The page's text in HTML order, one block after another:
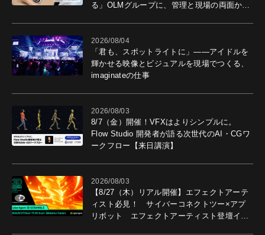
る」OLMグループに、管理と現場の両面から
2026/08/04
「君も、スポットライトに」――アイドルを
輝かせる映像とビジュアルを現場でつくる、
imaginateの仕事
2026/08/03
8/7（金）開催！VFXはよりシンプルに。
Flow Studio 開発者が語る次世代のAI・CGワ
ークフロー【来日講演】
2026/08/03
【8/27（木）リアル開催】エフェクトアーテ
ィスト必見！ サイバーコネクトツー×アプ
リボット エフェクトアーティスト登壇イベ